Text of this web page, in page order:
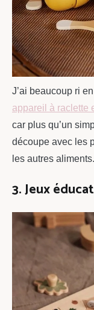
J’ai beaucoup ri
appareil à raclette
car plus qu’un
découpe avec les
les autres aliments.
3. Jeux